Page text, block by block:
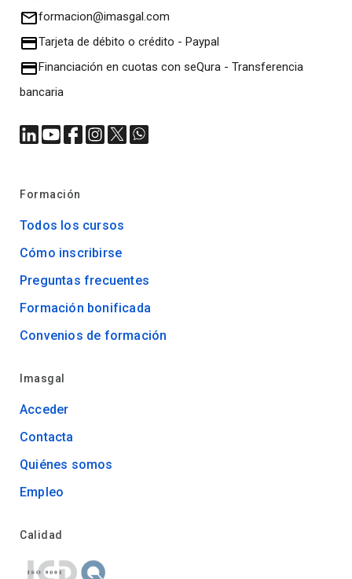
formacion@imasgal.com
Tarjeta de débito o crédito - Paypal
Financiación en cuotas con seQura - Transferencia
bancaria
Formación
Todos los cursos
Cómo inscribirse
Preguntas frecuentes
Formación bonificada
Convenios de formación
Imasgal
Acceder
Contacta
Quiénes somos
Empleo
Calidad